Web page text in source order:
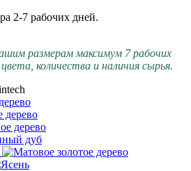
2-7 рабочих дней.
размерам максимум 7 рабочих
количества и наличия сырья.